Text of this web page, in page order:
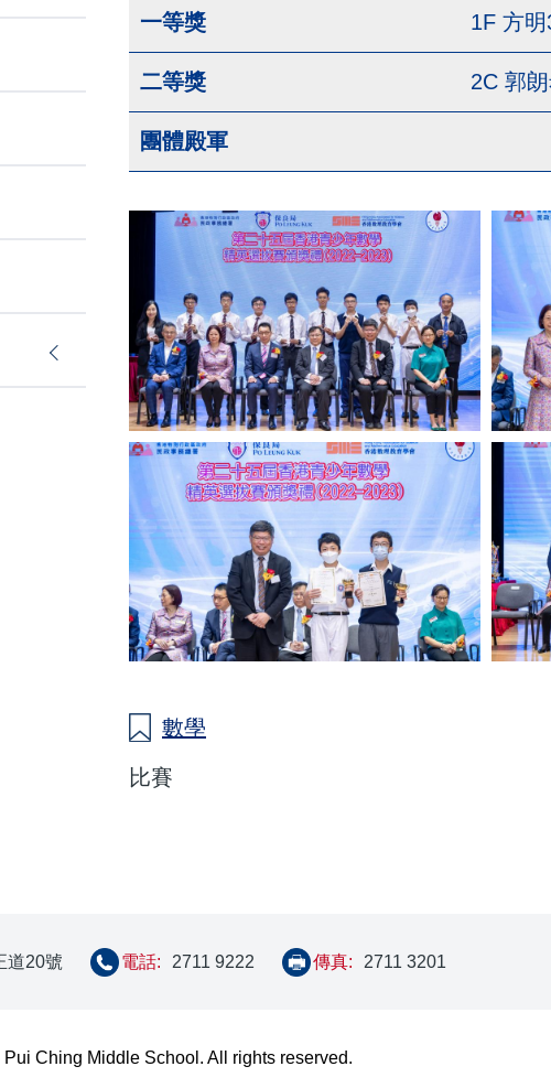
一等獎 1F 方
二等獎 2C 郭
團體殿軍
數學
比賽
道20號 電話: 2711 9222 傳真: 2711 3201
Pui Ching Middle School. All rights reserved.